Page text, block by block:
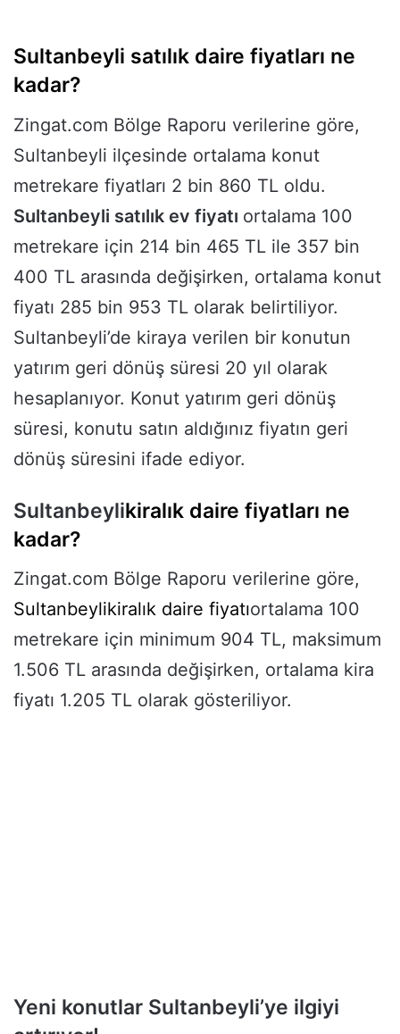
Sultanbeyli satılık daire fiyatları ne
kadar?
Zingat.com Bölge Raporu verilerine göre,
Sultanbeyli ilçesinde ortalama konut
metrekare fiyatları 2 bin 860 TL oldu.
Sultanbeyli satılık ev fiyatı ortalama 100
metrekare için 214 bin 465 TL ile 357 bin
400 TL arasında değişirken, ortalama konut
fiyatı 285 bin 953 TL olarak belirtiliyor.
Sultanbeyli’de kiraya verilen bir konutun
yatırım geri dönüş süresi 20 yıl olarak
hesaplanıyor. Konut yatırım geri dönüş
süresi, konutu satın aldığınız fiyatın geri
dönüş süresini ifade ediyor.
Sultanbeylikiralık daire fiyatları ne
kadar?
Zingat.com Bölge Raporu verilerine göre,
Sultanbeylikiralık daire fiyatıortalama 100
metrekare için minimum 904 TL, maksimum
1.506 TL arasında değişirken, ortalama kira
fiyatı 1.205 TL olarak gösteriliyor.
Yeni konutlar Sultanbeyli’ye ilgiyi